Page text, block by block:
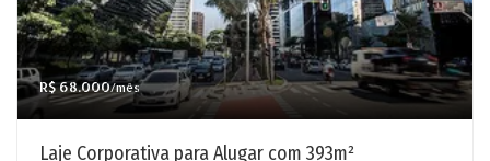
R$ 68.000/mês
Laje Corporativa para Alugar com 393m²